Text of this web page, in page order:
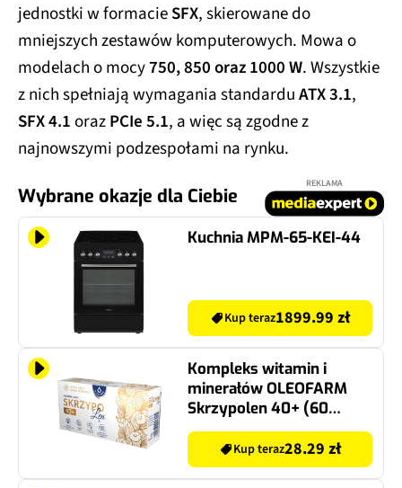
jednostki w formacieSFX, skierowane do
mniejszych zestawów komputerowych. Mowa o
modelach o mocy750, 850 oraz 1000 W. Wszystkie
z nich spełniają wymagania standarduATX 3.1,
SFX 4.1orazPCIe 5.1, a więc są zgodne z
najnowszymi podzespołami na rynku.
Wybrane okazje dla Ciebie
REKLAMA
Kuchnia MPM-65-KEI-44
Kup teraz1899.99 zł
Kompleks witamin i
minerałów OLEOFARM
Skrzypolen 40+ (60
kapsułek)
Kup teraz28.29 zł